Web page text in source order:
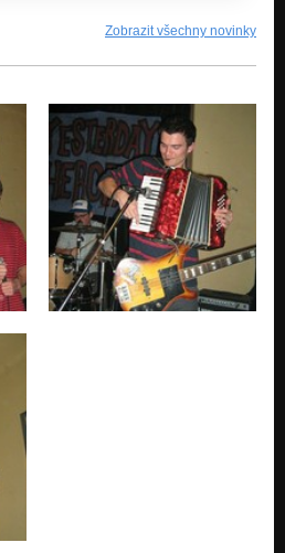
Zobrazit všechny novinky